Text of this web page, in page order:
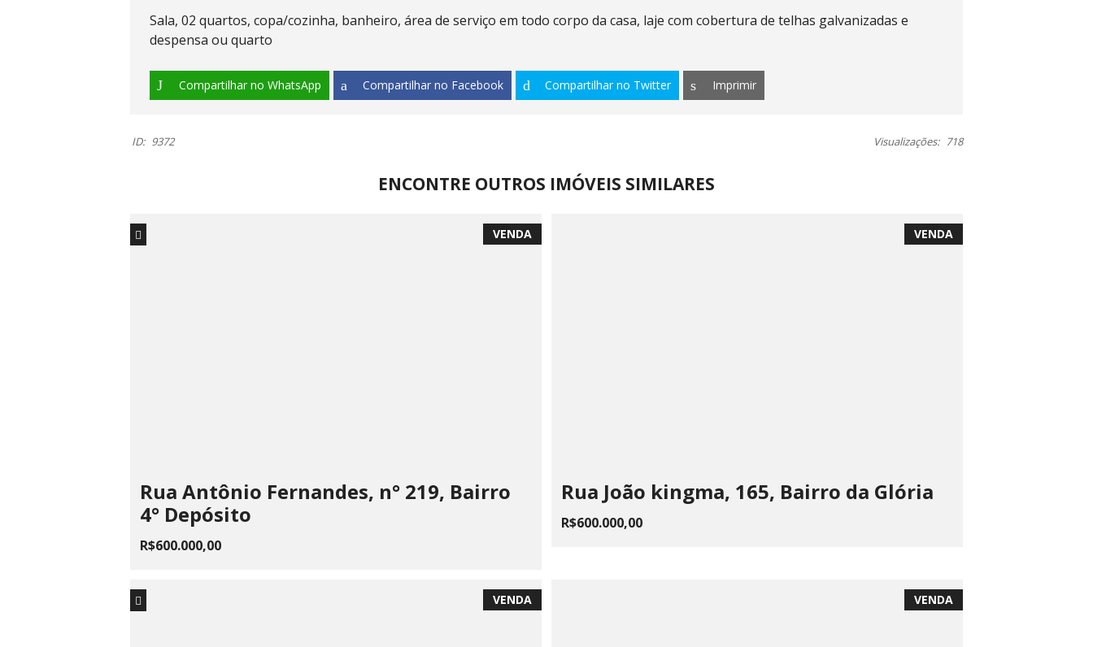
Sala, 02 quartos, copa/cozinha, banheiro, área de serviço em todo corpo da casa, laje com cobertura de telhas galvanizadas e
despensa ou quarto
Compartilhar no WhatsApp Compartilhar no Facebook Compartilhar no Twitter Imprimir
ID: 9372 Visualizações: 718
ENCONTRE OUTROS IMÓVEIS SIMILARES
VENDA
Rua Antônio Fernandes, n° 219, Bairro
4° Depósito
R$600.000,00
VENDA
Rua João kingma, 165, Bairro da Glória
R$600.000,00
VENDA VENDA